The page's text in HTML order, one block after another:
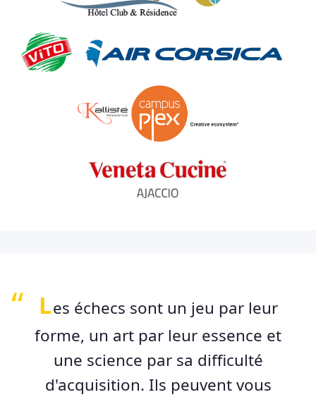
Les échecs sont un jeu par leur
forme, un art par leur essence et
une science par sa difficulté
d'acquisition. Ils peuvent vous